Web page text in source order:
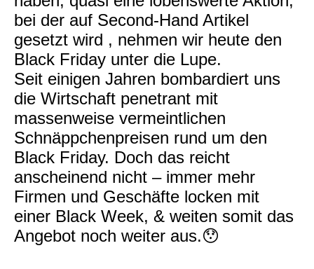
bei der auf Second-Hand Artikel
gesetzt wird , nehmen wir heute den
Black Friday unter die Lupe.
Seit einigen Jahren bombardiert uns
die Wirtschaft penetrant mit
massenweise vermeintlichen
Schnäppchenpreisen rund um den
Black Friday. Doch das reicht
anscheinend nicht – immer mehr
Firmen und Geschäfte locken mit
einer Black Week, & weiten somit das
Angebot noch weiter aus.😯